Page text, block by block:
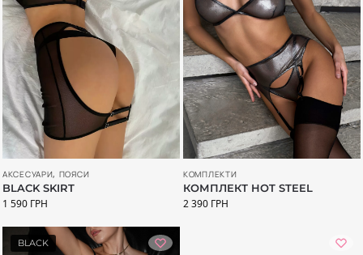
АКСЕСУАРИ, ПОЯСИ
BLACK SKIRT
1 590 ГРН
КОМПЛЕКТИ
КОМПЛЕКТ HOT STEEL
2 390 ГРН
BLACK